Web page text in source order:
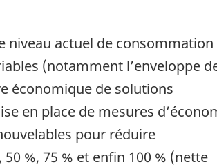
niveau actuel de consommation
(notamment l’enveloppe
économique de solutions
en place de mesures
pour réduire
%, 75 % et enfin 100 % (nette